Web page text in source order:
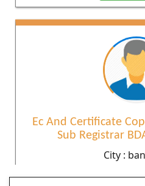
Ec And Certificate
Sub Registrar
City :
Experience